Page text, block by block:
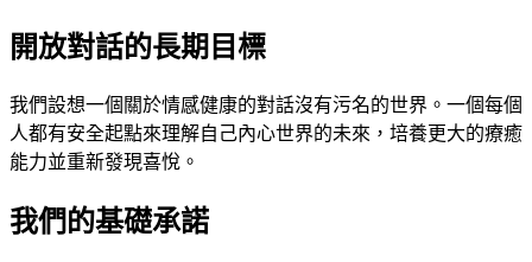
開放對話的長期目標
我們設想一個關於情感健康的對話沒有污名的世界。一個每個
人都有安全起點來理解自己內心世界的未來，培養更大的療癒
能力並重新發現喜悅。
我們的基礎承諾